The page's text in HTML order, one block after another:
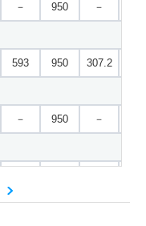
－ 950 －
593 950 307.2
－ 950 －